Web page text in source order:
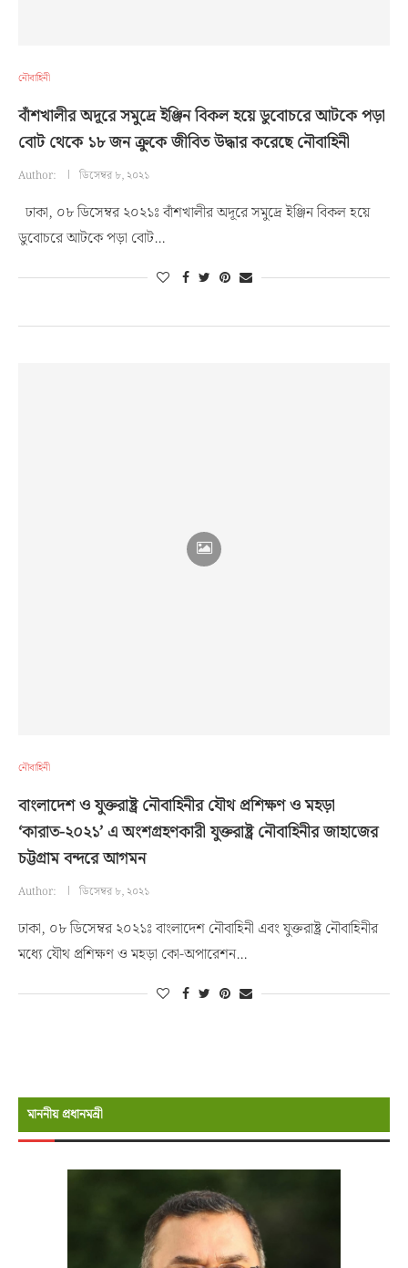
নৌবাহিনী
বাঁশখালীর অদূরে সমুদ্রে ইঞ্জিন বিকল হয়ে ডুবোচরে আটকে পড়া
বোট থেকে ১৮ জন ক্রুকে জীবিত উদ্ধার করেছে নৌবাহিনী
Author: ডিসেম্বর ৮, ২০২১
ঢাকা, ০৮ ডিসেম্বর ২০২১ঃ বাঁশখালীর অদূরে সমুদ্রে ইঞ্জিন বিকল হয়ে
ডুবোচরে আটকে পড়া বোট…
নৌবাহিনী
বাংলাদেশ ও যুক্তরাষ্ট্র নৌবাহিনীর যৌথ প্রশিক্ষণ ও মহড়া
‘কারাত-২০২১’ এ অংশগ্রহণকারী যুক্তরাষ্ট্র নৌবাহিনীর জাহাজের
চট্টগ্রাম বন্দরে আগমন
Author: ডিসেম্বর ৮, ২০২১
ঢাকা, ০৮ ডিসেম্বর ২০২১ঃ বাংলাদেশ নৌবাহিনী এবং যুক্তরাষ্ট্র নৌবাহিনীর
মধ্যে যৌথ প্রশিক্ষণ ও মহড়া কো-অপারেশন…
মাননীয় প্রধানমন্রী